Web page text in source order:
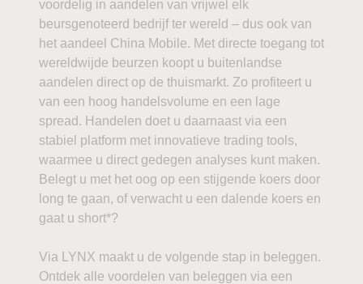
voordelig in aandelen van vrijwel elk
beursgenoteerd bedrijf ter wereld – dus ook van
het aandeel China Mobile. Met directe toegang tot
wereldwijde beurzen koopt u buitenlandse
aandelen direct op de thuismarkt. Zo profiteert u
van een hoog handelsvolume en een lage
spread. Handelen doet u daarnaast via een
stabiel platform met innovatieve trading tools,
waarmee u direct gedegen analyses kunt maken.
Belegt u met het oog op een stijgende koers door
long te gaan, of verwacht u een dalende koers en
gaat u short*?
Via LYNX maakt u de volgende stap in beleggen.
Ontdek alle voordelen van beleggen via een